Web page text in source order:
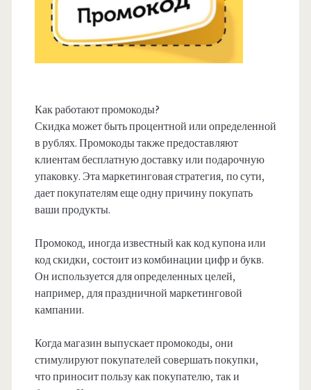
Как работают промокоды?
Скидка может быть процентной или определенной
в рублях. Промокоды также предоставляют
клиентам бесплатную доставку или подарочную
упаковку. Эта маркетинговая стратегия, по сути,
дает покупателям еще одну причину покупать
ваши продукты.
Промокод, иногда известный как код купона или
код скидки, состоит из комбинации цифр и букв.
Он используется для определенных целей,
например, для праздничной маркетинговой
кампании.
Когда магазин выпускает промокоды, они
стимулируют покупателей совершать покупки,
что приносит пользу как покупателю, так и